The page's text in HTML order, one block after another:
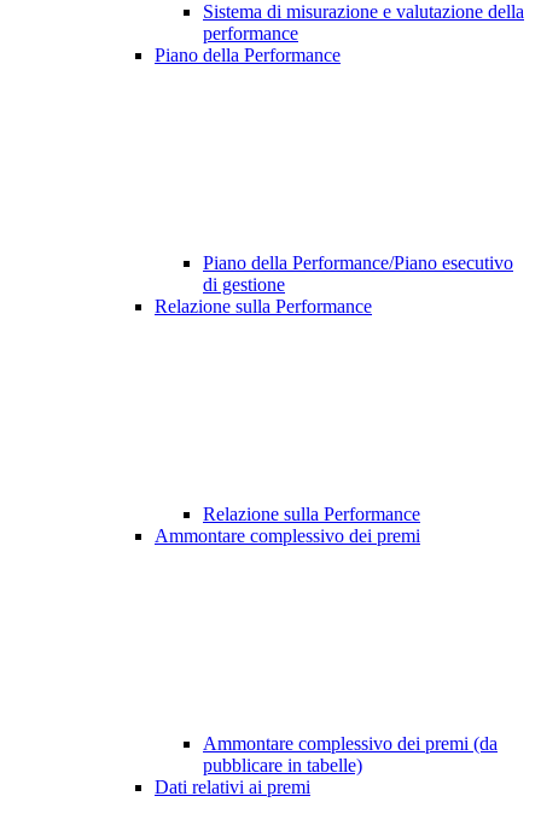
Sistema di misurazione e valutazione della
performance
Piano della Performance
Piano della Performance/Piano esecutivo
di gestione
Relazione sulla Performance
Relazione sulla Performance
Ammontare complessivo dei premi
Ammontare complessivo dei premi (da
pubblicare in tabelle)
Dati relativi ai premi